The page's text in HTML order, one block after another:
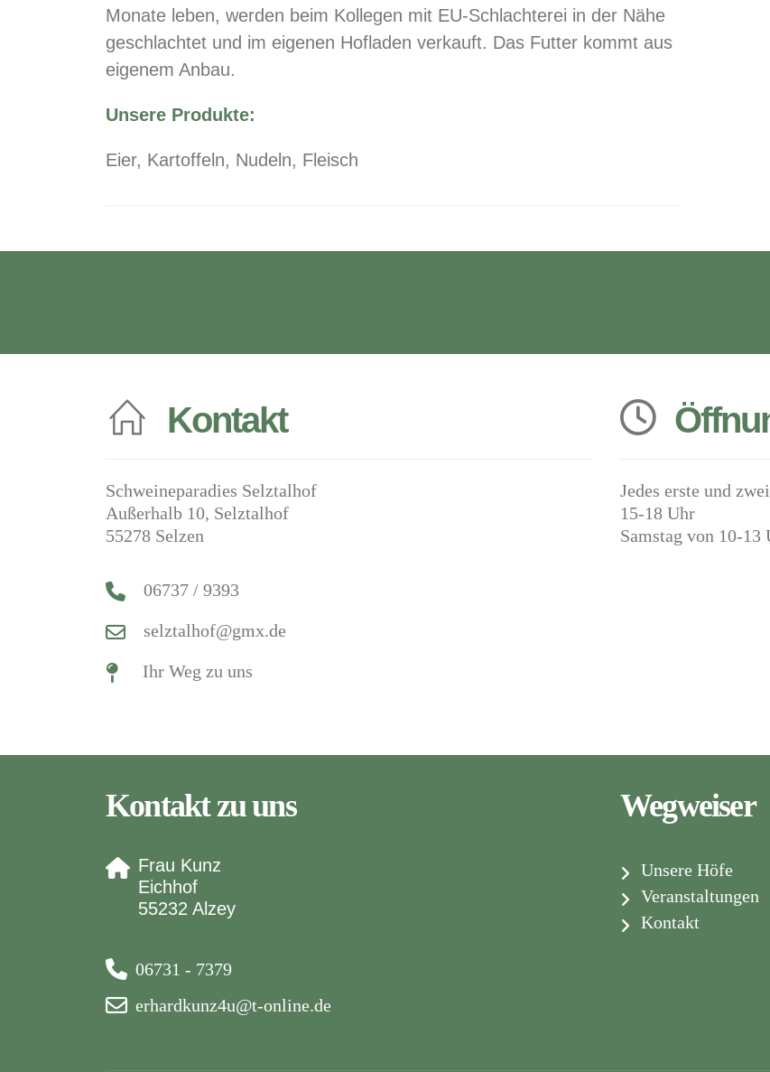
Monate leben, werden beim Kollegen mit EU-Schlachterei in der Nähe
geschlachtet und im eigenen Hofladen verkauft. Das Futter kommt aus
eigenem Anbau.
Unsere Produkte:
Eier, Kartoffeln, Nudeln, Fleisch
Kontakt
Schweineparadies Selztalhof
Außerhalb 10, Selztalhof
55278 Selzen
06737 / 9393
selztalhof@gmx.de
Ihr Weg zu uns
Jedes erste und
15-18 Uhr
Samstag von 10-
Kontakt zu uns
Frau Kunz
Eichhof
55232 Alzey
06731 - 7379
erhardkunz4u@t-online.de
Wegweiser
Unsere Höfe
Veranstaltungen
Kontakt